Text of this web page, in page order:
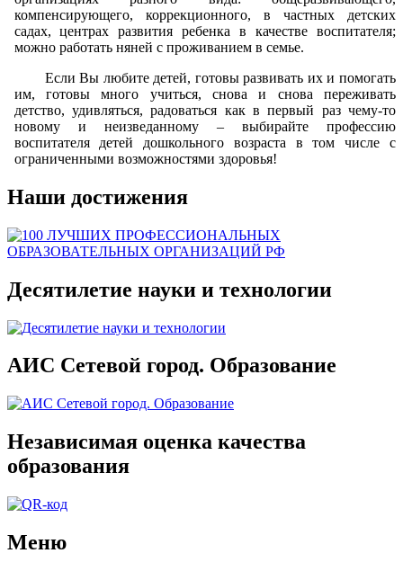
компенсирующего, коррекционного, в частных детских
садах, центрах развития ребенка в качестве воспитателя;
можно работать няней с проживанием в семье.
Если Вы любите детей, готовы развивать их и помогать
им, готовы много учиться, снова и снова переживать
детство, удивляться, радоваться как в первый раз чему-то
новому и неизведанному – выбирайте профессию
воспитателя детей дошкольного возраста в том числе с
ограниченными возможностями здоровья!
Наши достижения
Десятилетие науки и технологии
АИС Сетевой город. Образование
Независимая оценка качества
образования
Меню